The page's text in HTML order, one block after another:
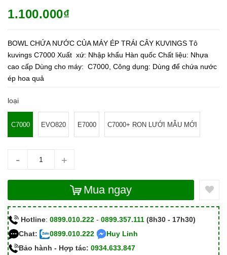
1.100.000₫
BOWL CHỨA NƯỚC CỦA MÁY ÉP TRÁI CÂY KUVINGS Tô
kuvings C7000 Xuất xứ: Nhập khẩu Hàn quốc Chất liệu: Nhựa
cao cấp Dùng cho máy: C7000, Công dụng: Dùng để chứa nước
ép hoa quả
loại
C7000 EVO820 E7000 C7000+ RON LƯỚI MẪU MỚI
- +
Mua ngay
Hotline: 0899.010.222 - 0899.357.111 (8h30 - 17h30)
Chat:
0899.010.222
Huy Linh
Bảo hành - Hợp tác: 0934.633.847